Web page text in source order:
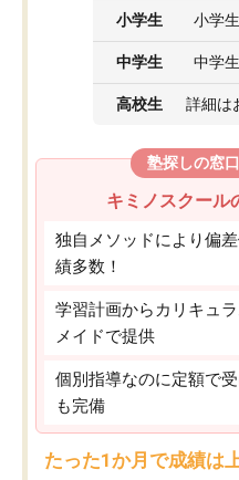
小学生 小学
中学生 中学
高校生 詳細は
塾探しの窓
キミノスクール
独自メソッドにより偏
績多数！
学習計画からカリキュ
メイドで提供
個別指導なのに定額で
も完備
たった1か月で成績は